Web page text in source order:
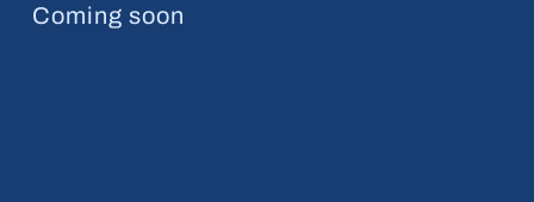
Coming soon